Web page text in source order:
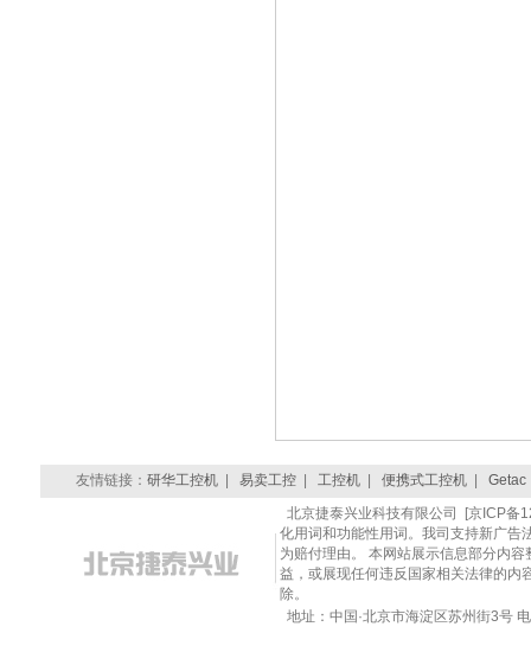
友情链接： 研华工控机| 易卖工控| 工控机| 便携式工控机| Getac
北京捷泰兴业科技有限公司 [京ICP备
化用词和功能性用词。我司支持新广告
为赔付理由。 本网站展示信息部分内
益，或展现任何违反国家相关法律的
除。
地址：中国·北京市海淀区苏州街3号